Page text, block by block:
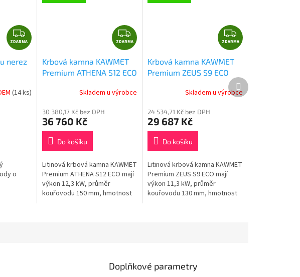
Z
D
R
A
ZDARMA
nerez
(14 ks)
o
Z
D
R
A
ZDARMA
Krbová kamna KAWMET
Premium ATHENA S12 ECO
Skladem u výrobce
30 380,17 Kč bez DPH
36 760 Kč
Do košíku
Litinová krbová kamna KAWMET
Premium ATHENA S12 ECO mají
výkon 12,3 kW, průměr
kouřovodu 150 mm, hmotnost
Z
D
M
A
ZDARMA
Krbová kamna KAWMET
Premium ZEUS S9 ECO
Skladem u výrobce
24 534,71 Kč bez DPH
29 687 Kč
Do košíku
Litinová krbová kamna KAWMET
Premium ZEUS S9 ECO mají
výkon 11,3 kW, průměr
kouřovodu 130 mm, hmotnost
Další
produkt
Doplňkové parametry